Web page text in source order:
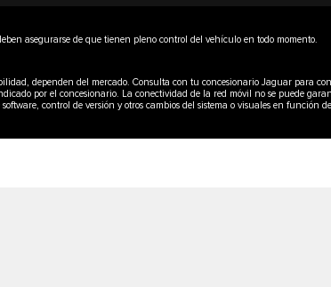
asegurarse de que tienen pleno control del vehículo en todo momento.
dependen del mercado. Consulta con tu concesionario Jaguar para
por el concesionario. La conectividad de la red móvil no se puede
control de versión y otros cambios del sistema o visuales en función de